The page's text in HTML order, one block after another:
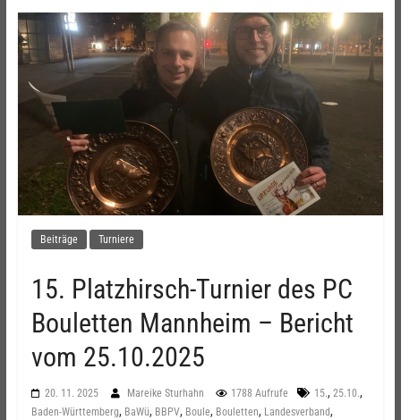
Beiträge Turniere
15. Platzhirsch-Turnier des PC
Bouletten Mannheim – Bericht
vom 25.10.2025
20. 11. 2025 Mareike Sturhahn 1788 Aufrufe 15., 25.10.,
Baden-Württemberg, BaWü, BBPV, Boule, Bouletten, Landesverband,